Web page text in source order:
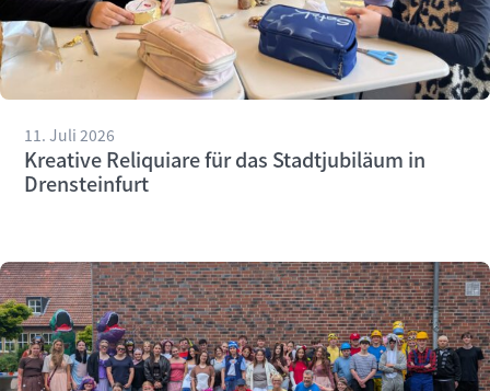
11. Juli 2026
Kreative Reliquiare für das Stadtjubiläum in
Drensteinfurt